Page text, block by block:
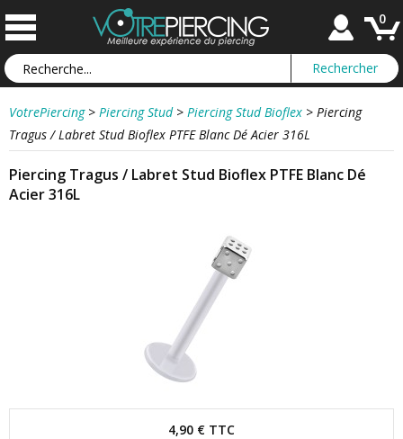
0
VotrePiercing > Piercing Stud > Piercing Stud Bioflex > Piercing
Tragus / Labret Stud Bioflex PTFE Blanc Dé Acier 316L
Piercing Tragus / Labret Stud Bioflex PTFE Blanc Dé
Acier 316L
4,90 € TTC